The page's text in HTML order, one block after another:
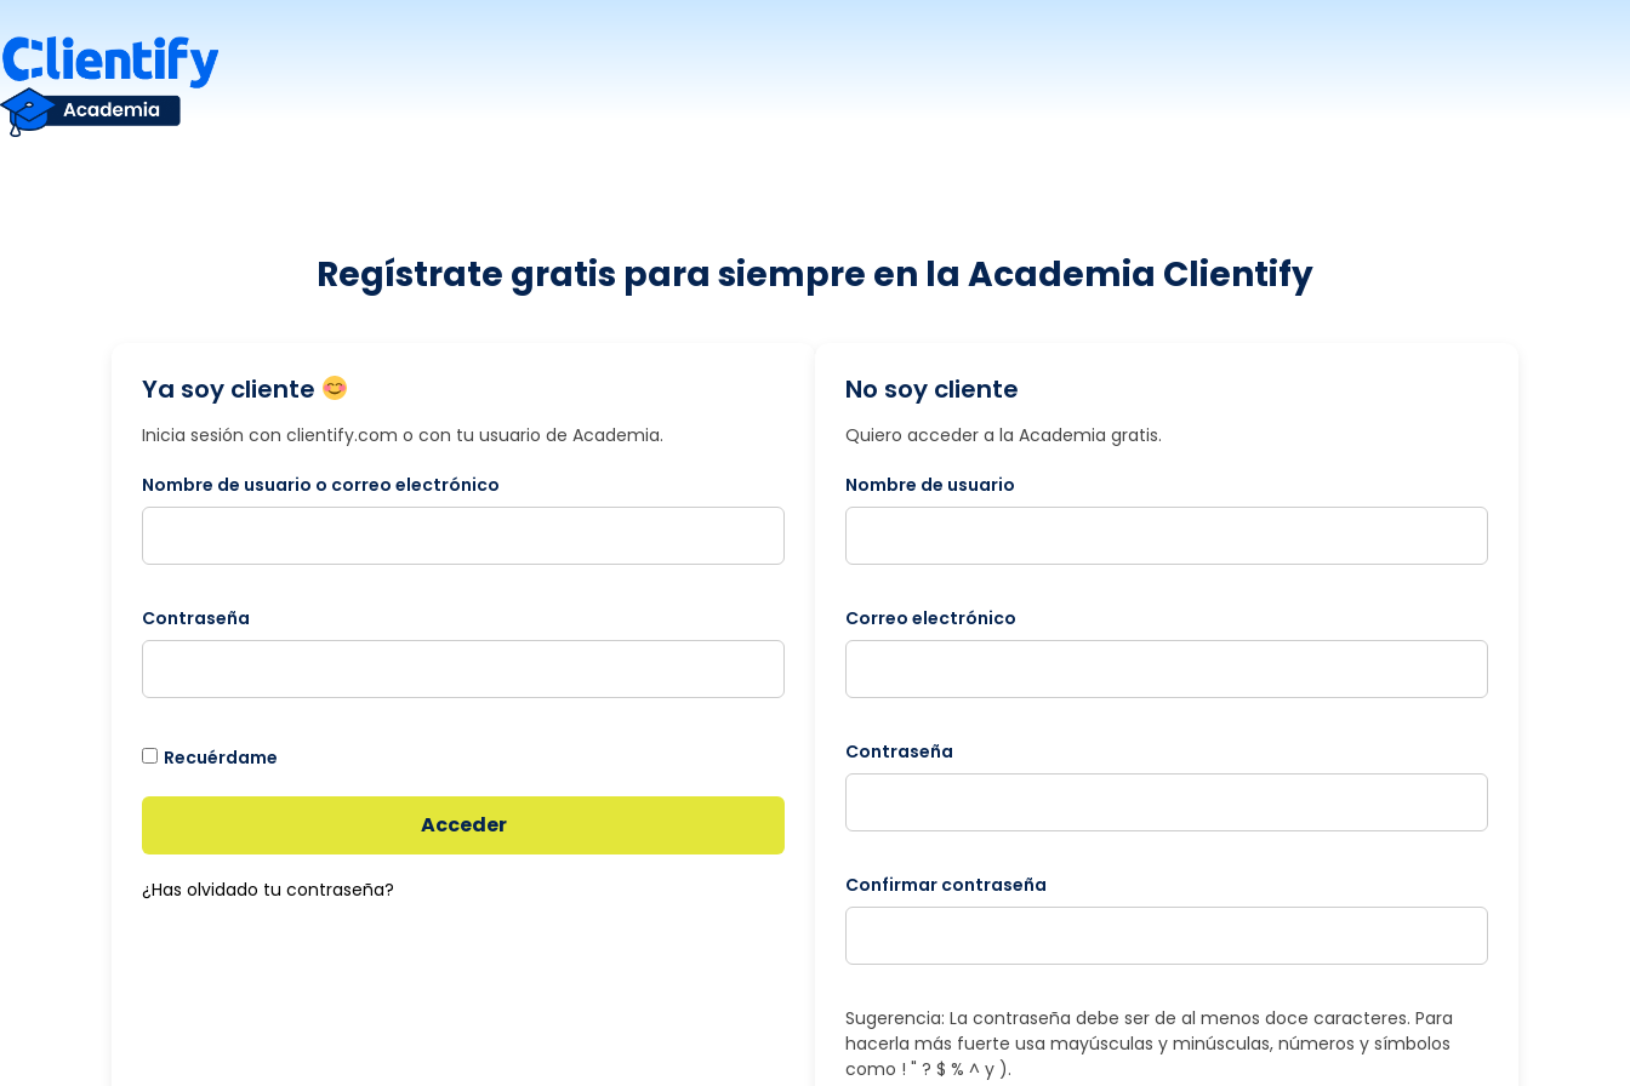
al
contenido
Regístrate gratis para siempre en la Academia Clientify
Ya soy cliente
Inicia sesión con clientify.com o con tu usuario de Academia.
Nombre de usuario o correo electrónico
Contraseña
Recuérdame
Acceder
¿Has olvidado tu contraseña?
No soy cliente
Quiero acceder a la Academia gratis.
Nombre de usuario
Correo electrónico
Contraseña
Confirmar contraseña
Sugerencia: La contraseña debe ser de al menos doce caracteres. Para
hacerla más fuerte usa mayúsculas y minúsculas, números y símbolos
como ! " ? $ % ^ y ).